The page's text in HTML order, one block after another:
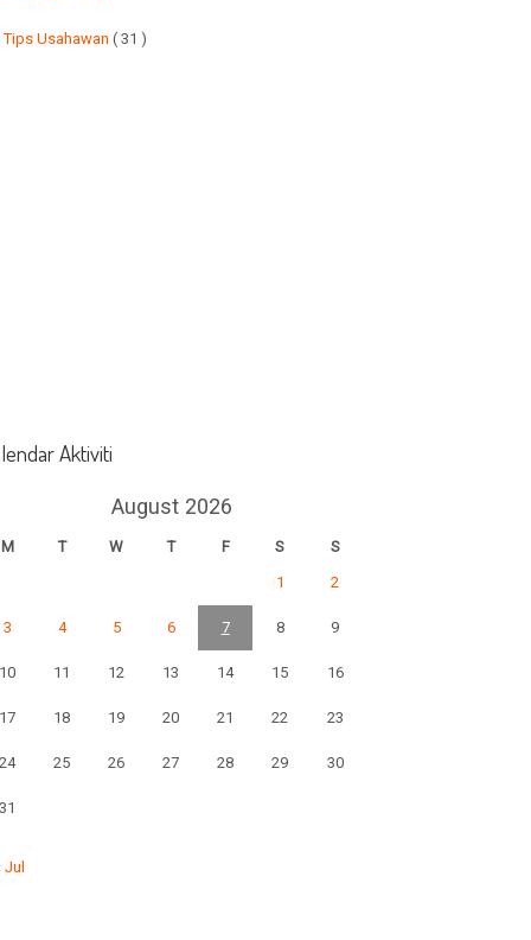
Tips Usahawan ( 31 )
Aktiviti
August 2026
M T W T F S
S
1
2
3 4 5 6 7 8 9
10 11 12 13 14 15 16
17 18 19 20 21 22 23
24 25 26 27 28 29 30
31
Jul